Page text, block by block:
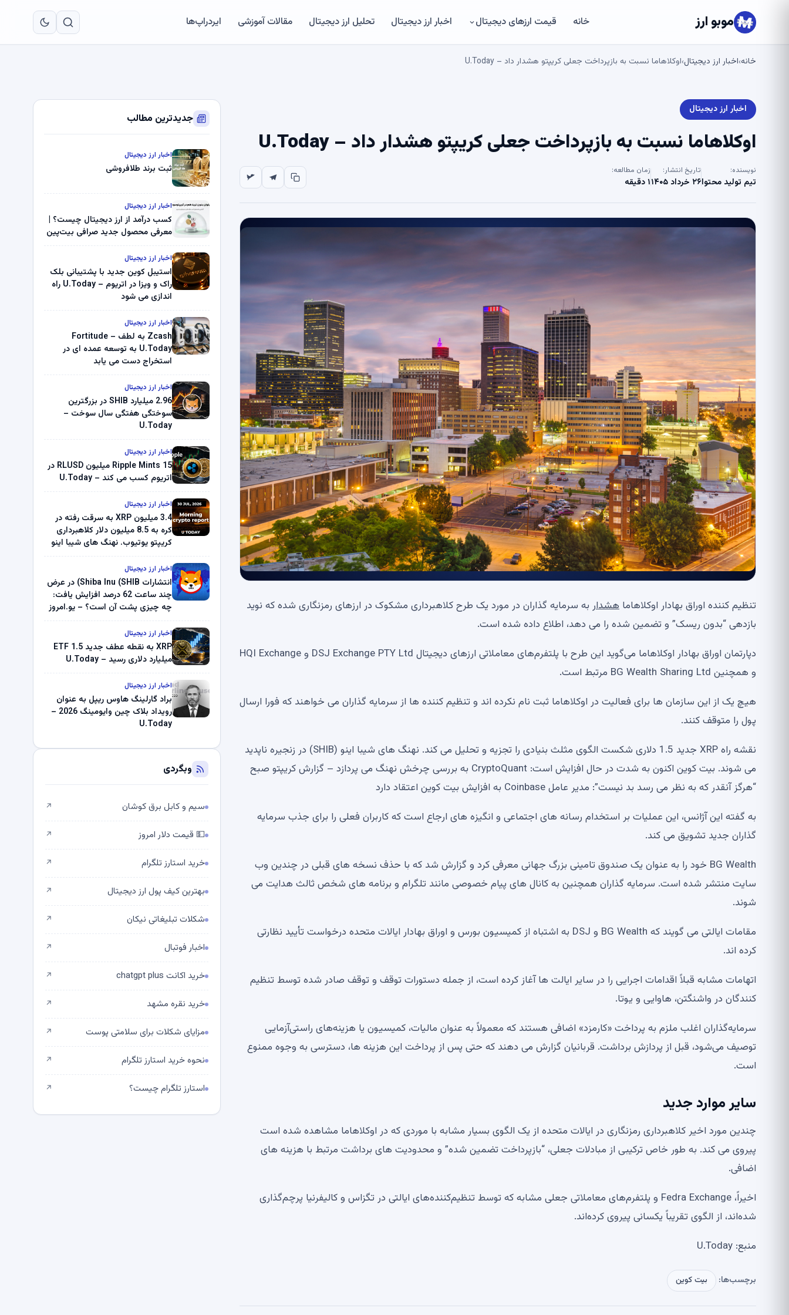
موبو ارز خانه قیمت ارزهای دیجیتال اخبار ارز دیجیتال تحلیل ارز دیجیتال مقالات آموزشی ایردراپ‌ها
خانه›اخبار ارز دیجیتال›اوکلاهاما نسبت به بازپرداخت جعلی کریپتو هشدار داد – U.Today
اخبار ارز دیجیتال
اوکلاهاما نسبت به بازپرداخت جعلی کریپتو هشدار داد – U.Today
نویسنده:
تیم تولید محتوا
تاریخ انتشار:
۲۶ خرداد ۱۴۰۵
زمان مطالعه:
۱ دقیقه
تنظیم کننده اوراق بهادار اوکلاهاما هشدار به سرمایه گذاران در مورد یک طرح کلاهبرداری مشکوک در ارزهای رمزنگاری شده که نوید
بازدهی “بدون ریسک” و تضمین شده را می دهد، اطلاع داده شده است.
دپارتمان اوراق بهادار اوکلاهاما می‌گوید این طرح با پلتفرم‌های معاملاتی ارزهای دیجیتال DSJ Exchange PTY Ltd و HQI Exchange
و همچنین BG Wealth Sharing Ltd مرتبط است.
هیچ یک از این سازمان ها برای فعالیت در اوکلاهاما ثبت نام نکرده اند و تنظیم کننده ها از سرمایه گذاران می خواهند که فورا ارسال
پول را متوقف کنند.
نقشه راه XRP جدید 1.5 دلاری شکست الگوی مثلث بنیادی را تجزیه و تحلیل می کند. نهنگ های شیبا اینو (SHIB) در زنجیره ناپدید
می شوند. بیت کوین اکنون به شدت در حال افزایش است: CryptoQuant به بررسی چرخش نهنگ می پردازد – گزارش کریپتو صبح
“هرگز آنقدر که به نظر می رسد بد نیست”: مدیر عامل Coinbase به افزایش بیت کوین اعتقاد دارد
به گفته این آژانس، این عملیات بر استخدام رسانه های اجتماعی و انگیزه های ارجاع است که کاربران فعلی را برای جذب سرمایه
گذاران جدید تشویق می کند.
BG Wealth خود را به عنوان یک صندوق تامینی بزرگ جهانی معرفی کرد و گزارش شد که با حذف نسخه های قبلی در چندین وب
سایت منتشر شده است. سرمایه گذاران همچنین به کانال های پیام خصوصی مانند تلگرام و برنامه های شخص ثالث هدایت می
شوند.
مقامات ایالتی می گویند که BG Wealth و DSJ به اشتباه از کمیسیون بورس و اوراق بهادار ایالات متحده درخواست تأیید نظارتی
کرده اند.
اتهامات مشابه قبلاً اقدامات اجرایی را در سایر ایالت ها آغاز کرده است، از جمله دستورات توقف و توقف صادر شده توسط تنظیم
کنندگان در واشنگتن، هاوایی و یوتا.
سرمایه‌گذاران اغلب ملزم به پرداخت «کارمزد» اضافی هستند که معمولاً به عنوان مالیات، کمیسیون یا هزینه‌های راستی‌آزمایی
توصیف می‌شود، قبل از پردازش برداشت. قربانیان گزارش می دهند که حتی پس از پرداخت این هزینه ها، دسترسی به وجوه ممنوع
است.
سایر موارد جدید
چندین مورد اخیر کلاهبرداری رمزنگاری در ایالات متحده از یک الگوی بسیار مشابه با موردی که در اوکلاهاما مشاهده شده است
پیروی می کند. به طور خاص ترکیبی از مبادلات جعلی، “بازپرداخت تضمین شده” و محدودیت های برداشت مرتبط با هزینه های
اضافی.
اخیراً، Fedra Exchange و پلتفرم‌های معاملاتی جعلی مشابه که توسط تنظیم‌کننده‌های ایالتی در تگزاس و کالیفرنیا پرچم‌گذاری
شده‌اند، از الگوی تقریباً یکسانی پیروی کرده‌اند.
منبع: U.Today
برچسب‌ها: بیت کوین
جدیدترین مطالب
اخبار ارز دیجیتال
ثبت برند طلافروشی
اخبار ارز دیجیتال
کسب درآمد از ارز دیجیتال چیست؟ |
معرفی محصول جدید صرافی بیت‌پین
اخبار ارز دیجیتال
استیبل کوین جدید با پشتیبانی بلک
راک و ویزا در اتریوم – U.Today راه
اندازی می شود
اخبار ارز دیجیتال
Zcash به لطف Fortitude –
U.Today به توسعه عمده ای در
استخراج دست می یابد
اخبار ارز دیجیتال
2.96 میلیارد SHIB در بزرگترین
سوختگی هفتگی سال سوخت –
U.Today
اخبار ارز دیجیتال
Ripple Mints 15 میلیون RLUSD در
اتریوم کسب می کند – U.Today
اخبار ارز دیجیتال
3.4 میلیون XRP به سرقت رفته در
کره به 8.5 میلیون دلار کلاهبرداری
کریپتو یوتیوب. نهنگ های شیبا اینو
میلیون دلار U-Turn در بیت کوین را
ثبت کرد – گزارش کریپتو صبح –
U.Today
اخبار ارز دیجیتال
انتشارات Shiba Inu (SHIB) در عرض
چند ساعت 62 درصد افزایش یافت:
چه چیزی پشت آن است؟ – یو.امروز
اخبار ارز دیجیتال
XRP به نقطه عطف جدید ETF 1.5
میلیارد دلاری رسید – U.Today
اخبار ارز دیجیتال
براد گارلینگ هاوس ریپل به عنوان
رویداد بلاک چین وایومینگ 2026 –
U.Today
وبگردی
سیم و کابل برق کوشان ↗
💵 قیمت دلار امروز ↗
خرید استارز تلگرام ↗
بهترین کیف پول ارز دیجیتال ↗
شکلات تبلیغاتی نیکان ↗
اخبار فوتبال ↗
خرید اکانت chatgpt plus ↗
خرید نقره مشهد ↗
مزایای شکلات برای سلامتی پوست ↗
نحوه خرید استارز تلگرام ↗
استارز تلگرام چیست؟ ↗